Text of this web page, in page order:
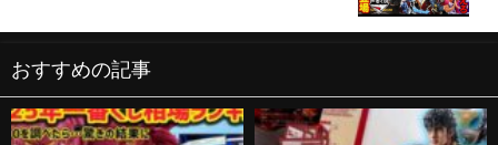
おすすめの記事